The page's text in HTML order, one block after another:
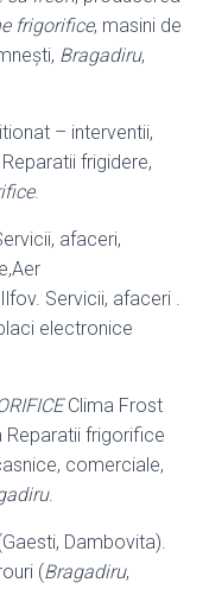
frigorifice, masini de
Bragadiru,
– interventii,
frigidere,
.
afaceri,
Servicii, afaceri .
electronice
Clima Frost
Reparatii frigorifice
comerciale,
.
Dambovita).
(Bragadiru,